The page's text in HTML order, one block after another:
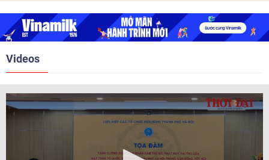
nghị Cấp cao vào các năm 2005,
2010, 2016, 2018, 2021.
Videos